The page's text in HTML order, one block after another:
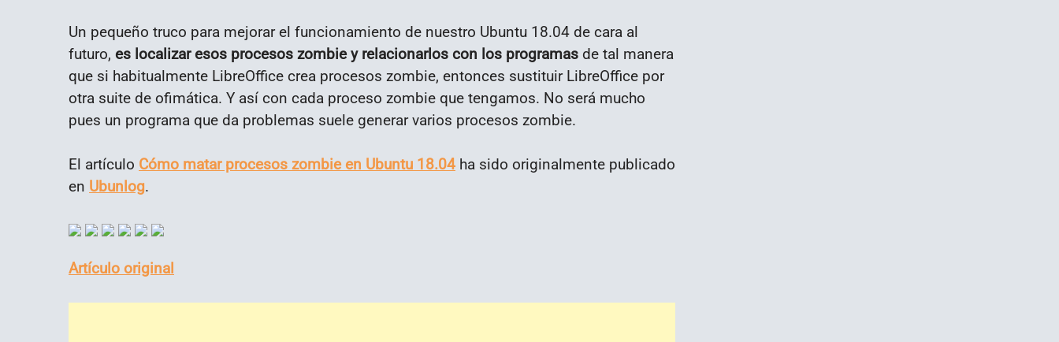
Un pequeño truco para mejorar el funcionamiento de nuestro Ubuntu 18.04 de cara al
futuro, es localizar esos procesos zombie y relacionarlos con los programas de tal manera
que si habitualmente LibreOffice crea procesos zombie, entonces sustituir LibreOffice por
otra suite de ofimática. Y así con cada proceso zombie que tengamos. No será mucho
pues un programa que da problemas suele generar varios procesos zombie.
El artículo Cómo matar procesos zombie en Ubuntu 18.04 ha sido originalmente publicado
en Ubunlog.
Artículo original